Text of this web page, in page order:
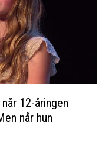
12-åringen
når hun